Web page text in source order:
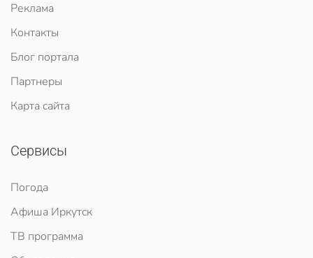
Реклама
Контакты
Блог портала
Партнеры
Карта сайта
Сервисы
Погода
Афиша Иркутск
ТВ программа